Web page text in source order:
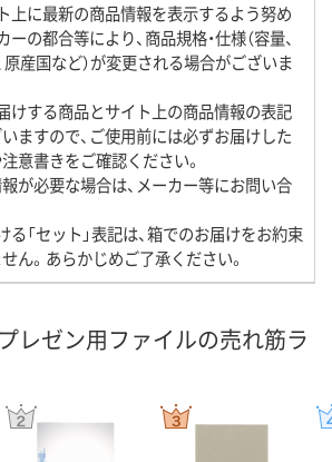
上に最新の商品情報を表示するよう努め
の都合等により、商品規格・仕様（容量、
原産国など）が変更される場合がございま
けする商品とサイト上の商品情報の表記
ますので、ご使用前には必ずお届けした
意書きをご確認ください。
が必要な場合は、メーカー等にお問い合
る「セット」表記は、箱でのお届けをお約束
ん。あらかじめご了承ください。
レゼン用ファイルの売れ筋ラ